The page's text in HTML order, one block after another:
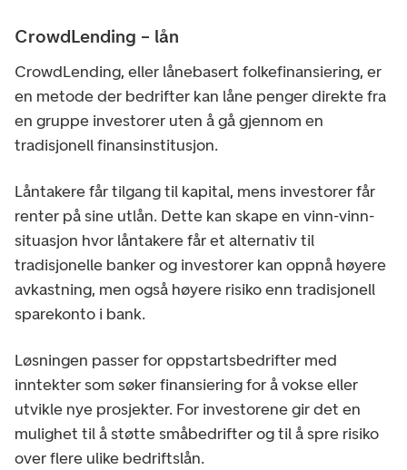
CrowdLending – lån
CrowdLending, eller lånebasert folkefinansiering, er
en metode der bedrifter kan låne penger direkte fra
en gruppe investorer uten å gå gjennom en
tradisjonell finansinstitusjon.
Låntakere får tilgang til kapital, mens investorer får
renter på sine utlån. Dette kan skape en vinn-vinn-
situasjon hvor låntakere får et alternativ til
tradisjonelle banker og investorer kan oppnå høyere
avkastning, men også høyere risiko enn tradisjonell
sparekonto i bank.
Løsningen passer for oppstartsbedrifter med
inntekter som søker finansiering for å vokse eller
utvikle nye prosjekter. For investorene gir det en
mulighet til å støtte småbedrifter og til å spre risiko
over flere ulike bedriftslån.